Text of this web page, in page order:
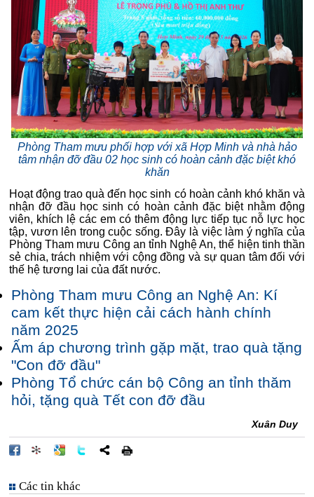
Phòng Tham mưu phối hợp với xã Hợp Minh và nhà hảo
tâm nhận đỡ đầu 02 học sinh có hoàn cảnh đặc biệt khó
khăn
Hoạt động trao quà đến học sinh có hoàn cảnh khó khăn và
nhận đỡ đầu học sinh có hoàn cảnh đặc biệt nhằm động
viên, khích lệ các em có thêm động lực tiếp tục nỗ lực học
tập, vươn lên trong cuộc sống. Đây là việc làm ý nghĩa của
Phòng Tham mưu Công an tỉnh Nghệ An, thể hiện tinh thần
sẻ chia, trách nhiệm với cộng đồng và sự quan tâm đối với
thế hệ tương lai của đất nước.
Phòng Tham mưu Công an Nghệ An: Kí
cam kết thực hiện cải cách hành chính
năm 2025
Ấm áp chương trình gặp mặt, trao quà tặng
"Con đỡ đầu"
Phòng Tổ chức cán bộ Công an tỉnh thăm
hỏi, tặng quà Tết con đỡ đầu
Xuân Duy
Các tin khác